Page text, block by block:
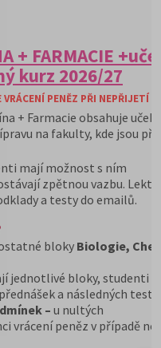
+ FARMACIE
kurz 2026/27
VRÁCENÍ PENĚZ PŘI NEPŘIJETÍ
+ Farmacie obsahuje
na fakulty, kde jsou
mají možnost s ním
zpětnou vazbu.
a testy do emailů.
bloky Biologie,
jednotlivé bloky, studenti si
a následných
– u nultých
vrácení peněz v případě